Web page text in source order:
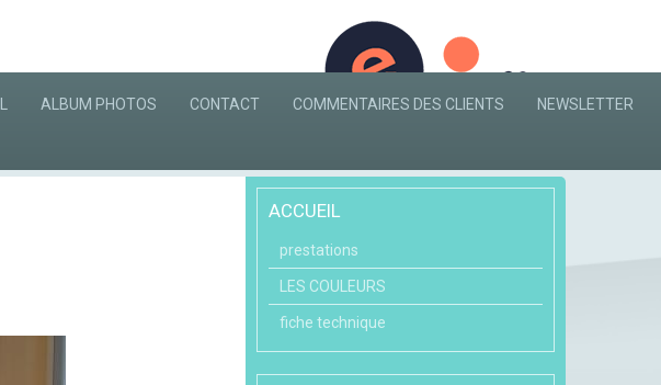
ALBUM PHOTOS CONTACT COMMENTAIRES DES CLIENTS NEWSLETTER
ACCUEIL
prestations
LES COULEURS
fiche technique